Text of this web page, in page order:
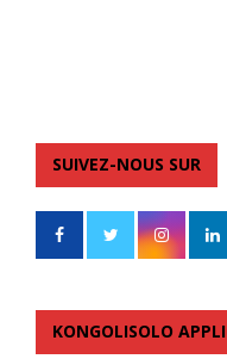
SUIVEZ-NOUS SUR
KONGOLISOLO